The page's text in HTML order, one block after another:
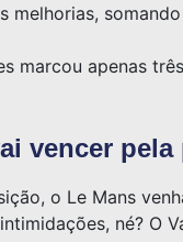
melhorias,
marcou apenas
vencer
o Le Mans
né? O